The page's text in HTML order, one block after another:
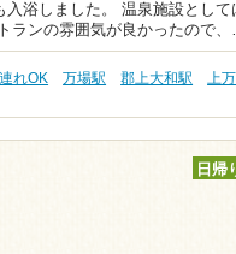
浴しました。 温泉施設として
ランの雰囲気が良かったので
れOK 万場駅 郡上大和駅
上
日帰